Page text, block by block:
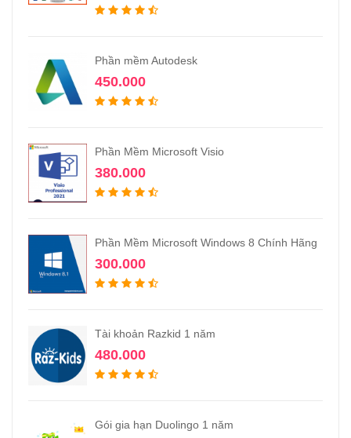
Phần mềm Autodesk
450.000
Phần Mềm Microsoft Visio
380.000
Phần Mềm Microsoft Windows 8 Chính Hãng
300.000
Tài khoản Razkid 1 năm
480.000
Gói gia hạn Duolingo 1 năm